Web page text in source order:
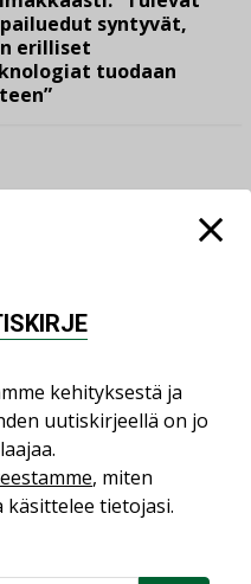
syntyvät,
erilliset
tuodaan
Kuukausi
jotka
osaamisalueita
kehityksestä ja
uutiskirjeellä on jo
, miten
käsittelee tietojasi.